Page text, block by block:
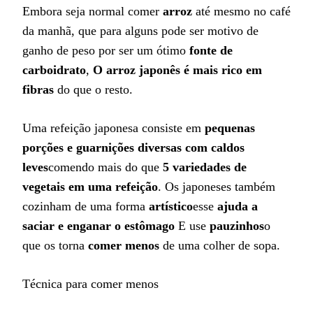
Embora seja normal comer arroz até mesmo no café
da manhã, que para alguns pode ser motivo de
ganho de peso por ser um ótimo fonte de
carboidrato, O arroz japonês é mais rico em
fibras do que o resto.
Uma refeição japonesa consiste em pequenas
porções e guarnições diversas com caldos
levescomendo mais do que 5 variedades de
vegetais em uma refeição. Os japoneses também
cozinham de uma forma artísticoesse ajuda a
saciar e enganar o estômago E use pauzinhoso
que os torna comer menos de uma colher de sopa.
Técnica para comer menos